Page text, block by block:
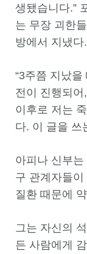
생됐습니다.”
는 무장 괴한
방에서 지냈다.
“3주쯤 지났
전이 진행되
이후로 저는
다. 이 글을 쓰
아피나 신부
구 관계자들
질환 때문에
그는 자신의
든 사람에게